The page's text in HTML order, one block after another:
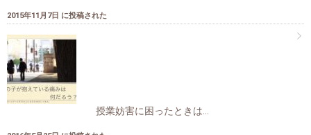
2015年11月7日 に投稿された
授業妨害に困ったときは…